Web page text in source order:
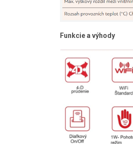
Funkcie a výhody